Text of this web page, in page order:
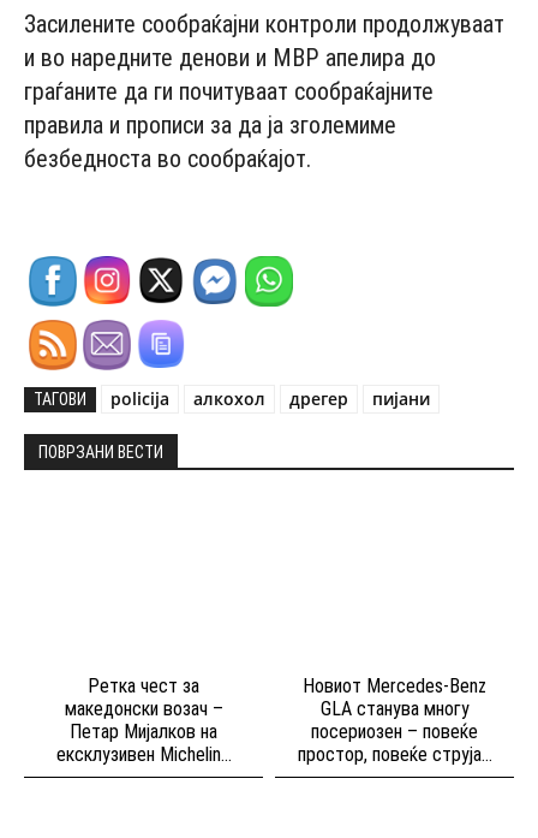
Засилените сообраќајни контроли продолжуваат
и во наредните денови и МВР апелира до
граѓаните да ги почитуваат сообраќајните
правила и прописи за да ја зголемиме
безбедноста во сообраќајот.
ТАГОВИ policija алкохол дрегер пијани
ПОВРЗАНИ ВЕСТИ
Ретка чест за
македонски возач –
Петар Мијалков на
ексклузивен Michelin...
Новиот Mercedes-Benz
GLA станува многу
посериозен – повеќе
простор, повеќе струја...